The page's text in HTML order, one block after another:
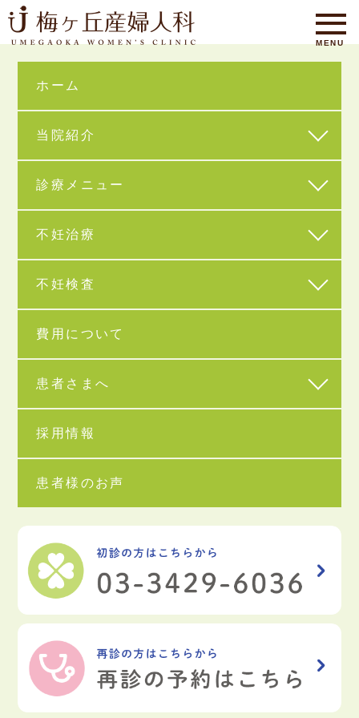
ホーム
当院紹介
診療メニュー
不妊治療
不妊検査
費用について
患者さまへ
採用情報
患者様のお声